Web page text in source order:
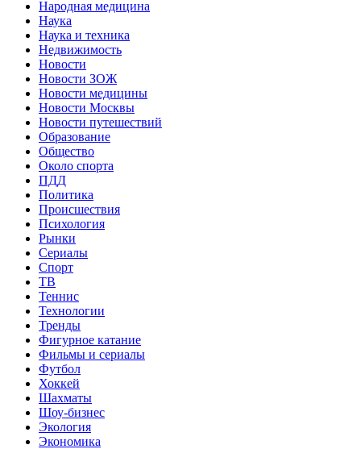
Народная медицина
Наука
Наука и техника
Недвижимость
Новости
Новости ЗОЖ
Новости медицины
Новости Москвы
Новости путешествий
Образование
Общество
Около спорта
ПДД
Политика
Происшествия
Психология
Рынки
Сериалы
Спорт
ТВ
Теннис
Технологии
Тренды
Фигурное катание
Фильмы и сериалы
Футбол
Хоккей
Шахматы
Шоу-бизнес
Экология
Экономика